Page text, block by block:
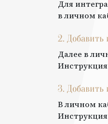
Для
в личном
2. Добавить
Далее в
3. Добавить
В личном